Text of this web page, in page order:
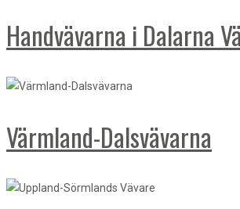
Handvävarna i Dalarna
Värmland-Dalsvävarna